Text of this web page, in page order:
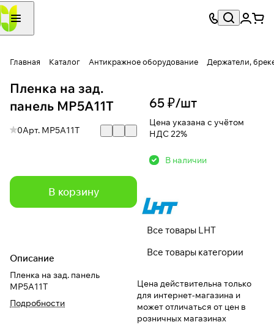
Главная Каталог Антикражное оборудование Держатели,
Пленка на зад.
панель MP5A11T
0Арт. MP5A11T
В корзину
Описание
Пленка на зад. панель
MP5A11T
Подробности
65 ₽/шт
Цена указана с учётом
НДС 22%
В наличии
Все товары LHT
Все товары категории
Цена действительна только
для интернет-магазина и
может отличаться от цен в
розничных магазинах